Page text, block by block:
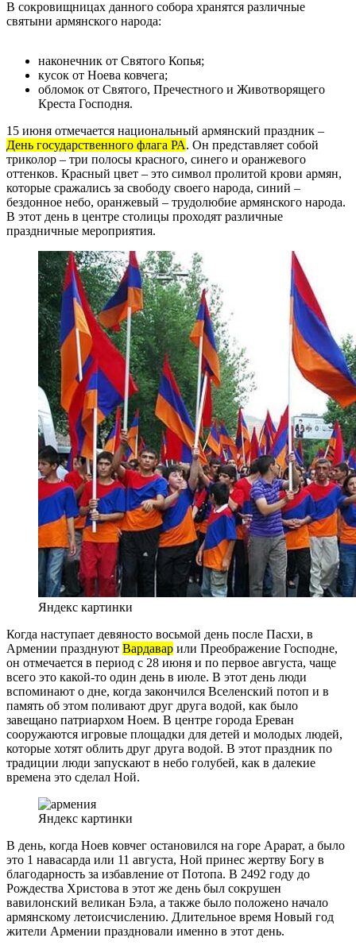
В сокровищницах данного собора хранятся различные
святыни армянского народа:
наконечник от Святого Копья;
кусок от Ноева ковчега;
обломок от Святого, Пречестного и Животворящего
Креста Господня.
15 июня отмечается национальный армянский праздник –
День государственного флага РА. Он представляет собой
триколор – три полосы красного, синего и оранжевого
оттенков. Красный цвет – это символ пролитой крови армян,
которые сражались за свободу своего народа, синий –
бездонное небо, оранжевый – трудолюбие армянского народа.
В этот день в центре столицы проходят различные
праздничные мероприятия.
Яндекс картинки
Когда наступает девяносто восьмой день после Пасхи, в
Армении празднуют Вардавар или Преображение Господне,
он отмечается в период с 28 июня и по первое августа, чаще
всего это какой-то один день в июле. В этот день люди
вспоминают о дне, когда закончился Вселенский потоп и в
память об этом поливают друг друга водой, как было
завещано патриархом Ноем. В центре города Ереван
сооружаются игровые площадки для детей и молодых людей,
которые хотят облить друг друга водой. В этот праздник по
традиции люди запускают в небо голубей, как в далекие
времена это сделал Ной.
Яндекс картинки
В день, когда Ноев ковчег остановился на горе Арарат, а было
это 1 навасарда или 11 августа, Ной принес жертву Богу в
благодарность за избавление от Потопа. В 2492 году до
Рождества Христова в этот же день был сокрушен
вавилонский великан Бэла, а также было положено начало
армянскому летоисчислению. Длительное время Новый год
жители Армении праздновали именно в этот день.